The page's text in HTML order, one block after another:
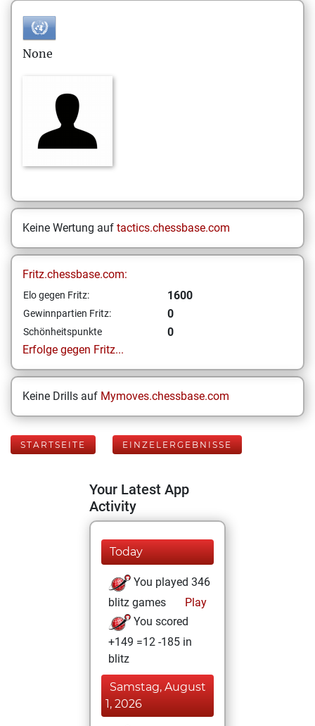
None
Keine Wertung auf tactics.chessbase.com
Fritz.chessbase.com:
Elo gegen Fritz: 1600
Gewinnpartien Fritz: 0
Schönheitspunkte
0
Erfolge gegen Fritz...
Keine Drills auf Mymoves.chessbase.com
STARTSEITE EINZELERGEBNISSE
Your Latest App
Activity
Today
You played 346
blitz games
Play
You scored
+149 =12 -185 in
blitz
Samstag, August
1, 2026